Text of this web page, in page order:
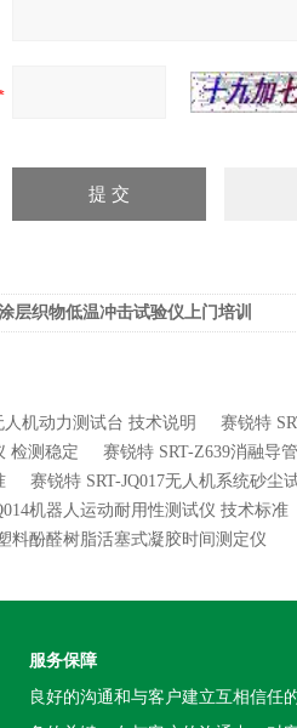
层织物低温冲击试验仪上门培训
人机动力测试台 技术说明 赛锐特
检测稳定
赛锐特 SRT-Z639消融导
赛锐特 SRT-JQ017无人机系统砂尘
机器人运动耐用性测试仪 技术标准
料酚醛树脂活塞式凝胶时间测定仪
服务保障
良好的沟通和与客户建立互相信任